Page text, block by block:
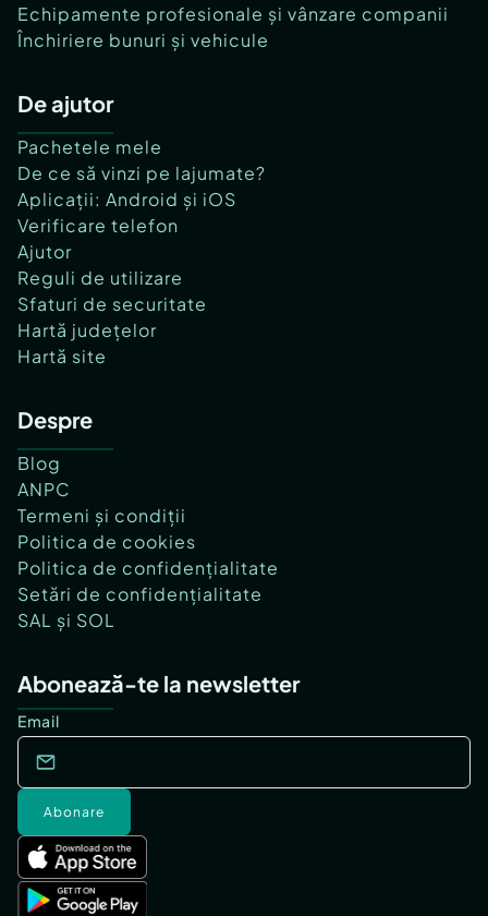
Echipamente profesionale și vânzare companii
Închiriere bunuri și vehicule
De ajutor
Pachetele mele
De ce să vinzi pe lajumate?
Aplicații: Android și iOS
Verificare telefon
Ajutor
Reguli de utilizare
Sfaturi de securitate
Hartă județelor
Hartă site
Despre
Blog
ANPC
Termeni și condiții
Politica de cookies
Politica de confidențialitate
Setări de confidențialitate
SAL și SOL
Abonează-te la newsletter
Email
Abonare